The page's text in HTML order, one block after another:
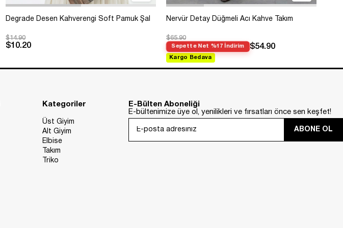
Degrade Desen Kahverengi Soft Pamuk Şal
$14.90
$10.20
Nervür Detay Düğmeli Acı Kahve Takım
$65.90
Sepette Net %17 İndirim $54.90
Kargo Bedava
Kategoriler
Üst Giyim
Alt Giyim
Elbise
Takım
Triko
E-Bülten Aboneliği
E-bültenimize üye ol, yenilikleri ve fırsatları önce sen keşfet!
ABONE OL